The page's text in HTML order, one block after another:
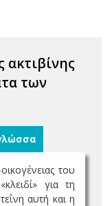
ακτιβίνης
των
του
για τη
αυτή και η